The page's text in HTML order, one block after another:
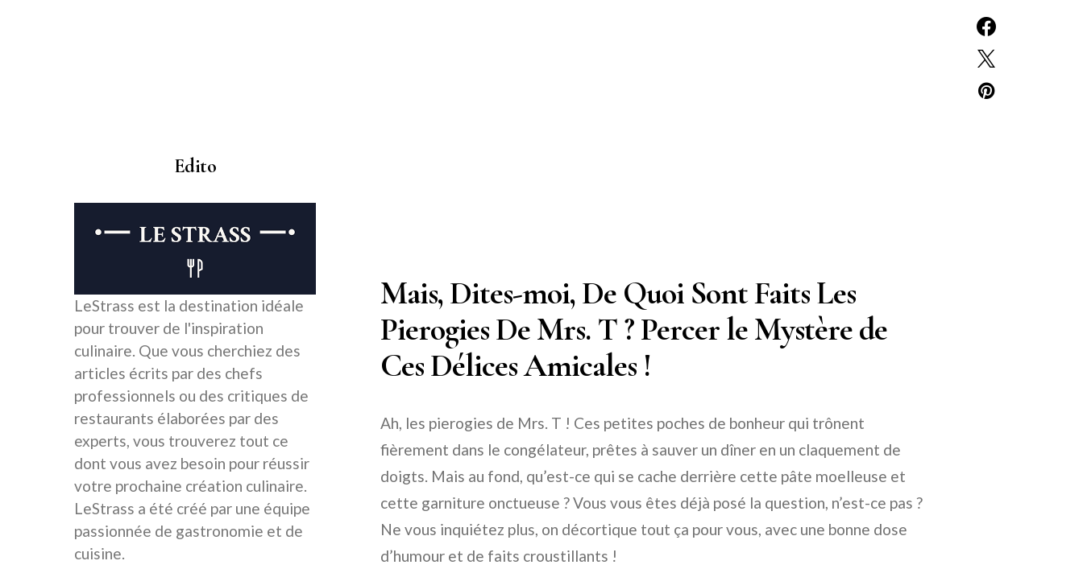
Mais, Dites-moi, De Quoi Sont Faits Les
Pierogies De Mrs. T ? Percer le Mystère de
Ces Délices Amicales !
Ah, les pierogies de Mrs. T ! Ces petites poches de bonheur qui trônent
fièrement dans le congélateur, prêtes à sauver un dîner en un claquement de
doigts. Mais au fond, qu’est-ce qui se cache derrière cette pâte moelleuse et
cette garniture onctueuse ? Vous vous êtes déjà posé la question, n’est-ce pas ?
Ne vous inquiétez plus, on décortique tout ça pour vous, avec une bonne dose
d’humour et de faits croustillants !
Edito
LeStrass est la destination idéale
pour trouver de l'inspiration
culinaire. Que vous cherchiez des
articles écrits par des chefs
professionnels ou des critiques de
restaurants élaborées par des
experts, vous trouverez tout ce
dont vous avez besoin pour réussir
votre prochaine création culinaire.
LeStrass a été créé par une équipe
passionnée de gastronomie et de
cuisine.